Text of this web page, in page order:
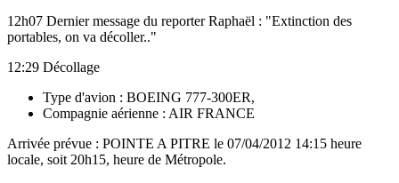
12h07 Dernier message du reporter Raphaël : "Extinction des
portables, on va décoller.."
12:29 Décollage
Type d'avion : BOEING 777-300ER,
Compagnie aérienne : AIR FRANCE
Arrivée prévue : POINTE A PITRE le 07/04/2012 14:15 heure
locale, soit 20h15, heure de Métropole.